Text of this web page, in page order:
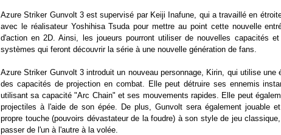
Azure Striker Gunvolt 3 est supervisé par Keiji Inafune, qui a travaillé en
avec le réalisateur Yoshihisa Tsuda pour mettre au point cette nouvelle
d'action en 2D. Ainsi, les joueurs pourront utiliser de nouvelles capacités et
systèmes qui feront découvrir la série à une nouvelle génération de fans.
Azure Striker Gunvolt 3 introduit un nouveau personnage, Kirin, qui utilise une
des capacités de projection en combat. Elle peut détruire ses ennemis
utilisant sa capacité "Arc Chain" et ses mouvements rapides. Elle peut
projectiles à l'aide de son épée. De plus, Gunvolt sera également jouable
propre touche (pouvoirs dévastateur de la foudre) à son style de jeu
passer de l'un à l'autre à la volée.